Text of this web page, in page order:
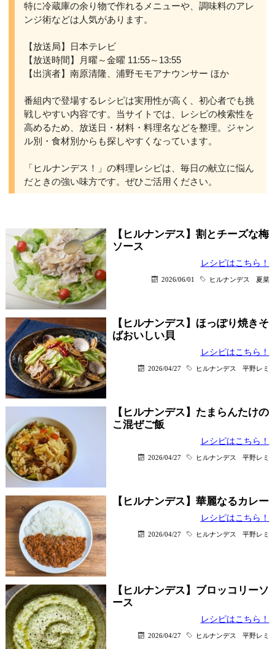
特に冷蔵庫の余り物で作れるメニューや、調味料のアレ
ンジ術などは人気があります。
【放送局】日本テレビ
【放送時間】月曜～金曜 11:55～13:55
【出演者】南原清隆、浦野モモアナウンサー ほか
番組内で登場するレシピは実用性が高く、初心者でも挑
戦しやすい内容です。当サイトでは、レシピの検索性を
高めるため、放送日・材料・料理名などを整理。ジャン
ル別・食材別からも探しやすくなっています。
「ヒルナンデス！」の料理レシピは、毎日の献立に悩ん
だときの強い味方です。ぜひご活用ください。
【ヒルナンデス】割とチーズな梅
ソース
レシピはこちら！
2026/06/01 ヒルナンデス 夏菜
【ヒルナンデス】ほっぽり焼きそ
ばおいしい貝
レシピはこちら！
2026/04/27 ヒルナンデス 平野レミ
【ヒルナンデス】たまらんたけの
こ混ぜご飯
レシピはこちら！
2026/04/27 ヒルナンデス 平野レミ
【ヒルナンデス】華麗なるカレー
レシピはこちら！
2026/04/27 ヒルナンデス 平野レミ
【ヒルナンデス】ブロッコリーソ
ース
レシピはこちら！
2026/04/27 ヒルナンデス 平野レミ